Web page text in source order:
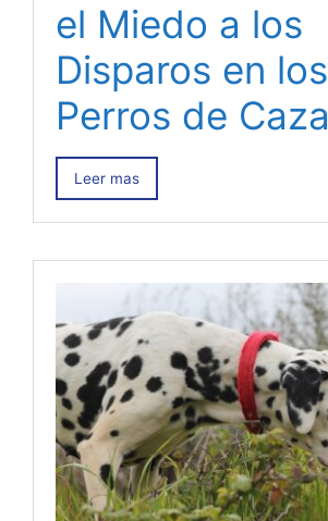
el Miedo a los
Disparos en los
Perros de Caza
Leer mas